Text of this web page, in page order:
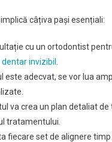
câțiva pași esențiali:
cu un ortodontist
invizibil
este adecvat, se vor lua
va crea un plan detaliat
tratamentului.
fiecare set de alignere